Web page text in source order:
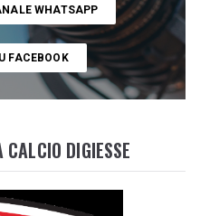
WHATSAPP
FACEBOOK
DIGIESSE